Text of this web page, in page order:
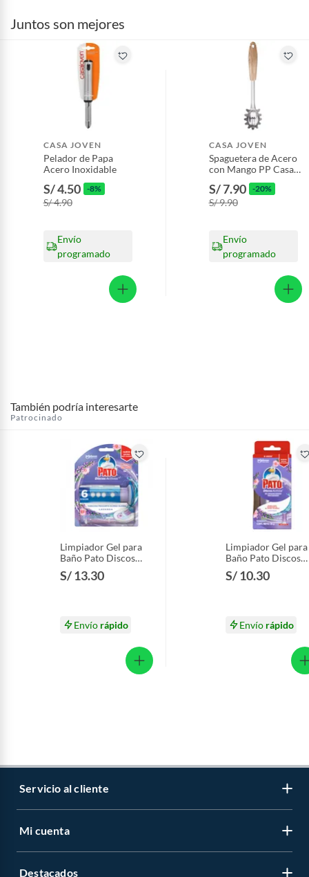
Juntos son mejores
CASA JOVEN
Pelador de Papa
Acero Inoxidable
S/ 4.50 -8%
S/ 4.90
Envío
programado
CASA JOVEN
Spaguetera de Acero
con Mango PP Casa
S/ 7.90 -20%
S/ 9.90
Envío
programado
También podría interesarte
Patrocinado
Limpiador Gel para
Baño Pato Discos
Activos Lavanda +
Repuesto Empaque
S/ 13.30
Envío rápido
Limpiador Gel para
Baño Pato Discos
Activos Lavanda
38 g
S/ 10.30
Envío rápido
Servicio al cliente
Libro de reclamaciones
Mi cuenta
Regístrate
Destacados